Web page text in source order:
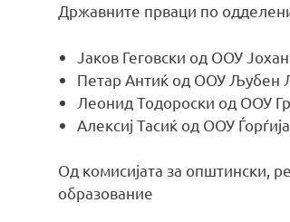
Државните прваци по
Јаков Геговски од ООУ
Петар Антиќ од ООУ Љубен
Леонид Тодороски од ООУ
Алексиј Тасиќ од ООУ
Од комисијата за општински,
образование